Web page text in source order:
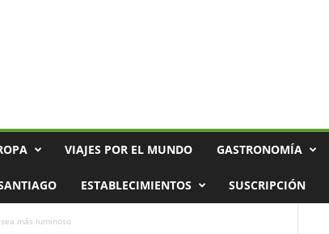
VIAJES POR EL MUNDO GASTRONOMÍA
ESTABLECIMIENTOS SUSCRIPCIÓN
más luminoso